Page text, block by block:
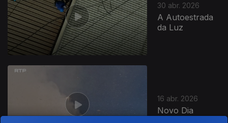
30 abr. 2026
A Autoestrada
da Luz
16 abr. 2026
Novo Dia